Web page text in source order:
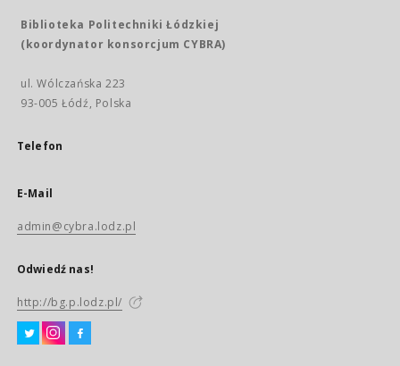
Biblioteka Politechniki Łódzkiej
(koordynator konsorcjum CYBRA)
ul. Wólczańska 223
93-005 Łódź, Polska
Telefon
E-Mail
admin@cybra.lodz.pl
Odwiedź nas!
http://bg.p.lodz.pl/